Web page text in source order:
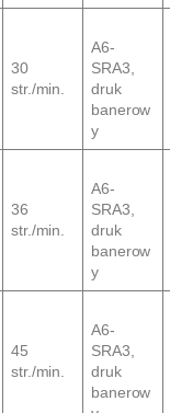
30
str./min.
A6-
SRA3,
druk
banerow
y
36
str./min.
A6-
SRA3,
druk
banerow
y
45
str./min.
A6-
SRA3,
druk
banerow